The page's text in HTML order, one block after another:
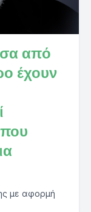
από
έχουν
με αφορμή